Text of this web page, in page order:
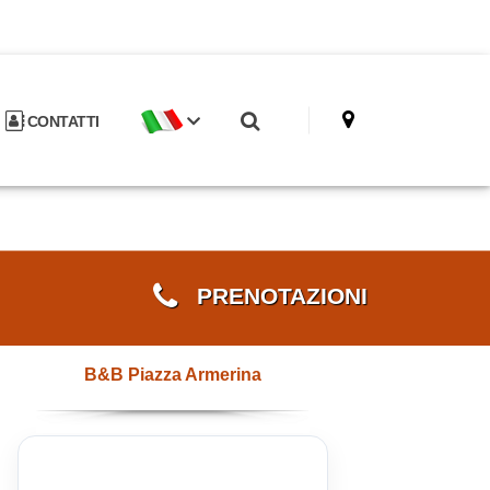
CONTATTI
PRENOTAZIONI
B&B Piazza Armerina